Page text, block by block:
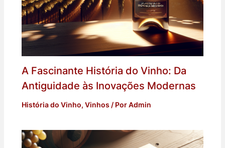
A Fascinante História do Vinho: Da
Antiguidade às Inovações Modernas
História do Vinho, Vinhos / PorAdmin